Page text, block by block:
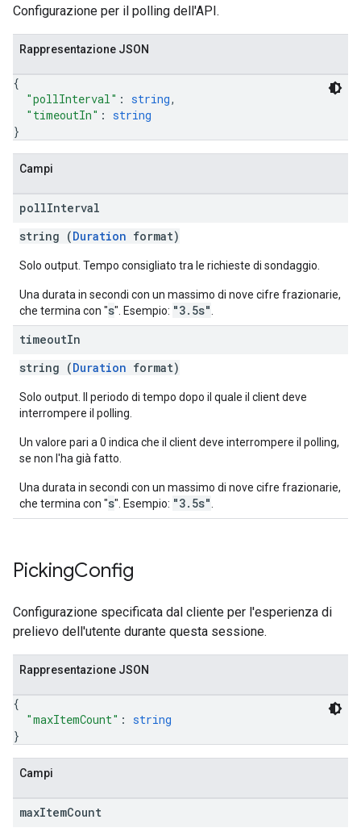
Configurazione per il polling dell'API.
Rappresentazione JSON
{
"pollInterval" : string,
"timeoutIn" : string
}
Campi
pollInterval
string (Duration format)
Solo output. Tempo consigliato tra le richieste di sondaggio.
Una durata in secondi con un massimo di nove cifre frazionarie,
che termina con "s". Esempio: "3.5s"
timeoutIn
string (Duration format)
Solo output. Il periodo di tempo dopo il quale il client deve
interrompere il polling.
Un valore pari a 0 indica che il client deve interrompere il polling,
se non l'ha già fatto.
Una durata in secondi con un massimo di nove cifre frazionarie,
che termina con "s". Esempio: "3.5s"
PickingConfig
Configurazione specificata dal cliente per l'esperienza di
prelievo dell'utente durante questa sessione.
Rappresentazione JSON
{
"maxItemCount" : string
}
Campi
maxItemCount